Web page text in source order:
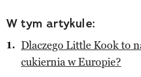
W tym artykule:
Dlaczego Little Kook to
cukiernia w Europie?